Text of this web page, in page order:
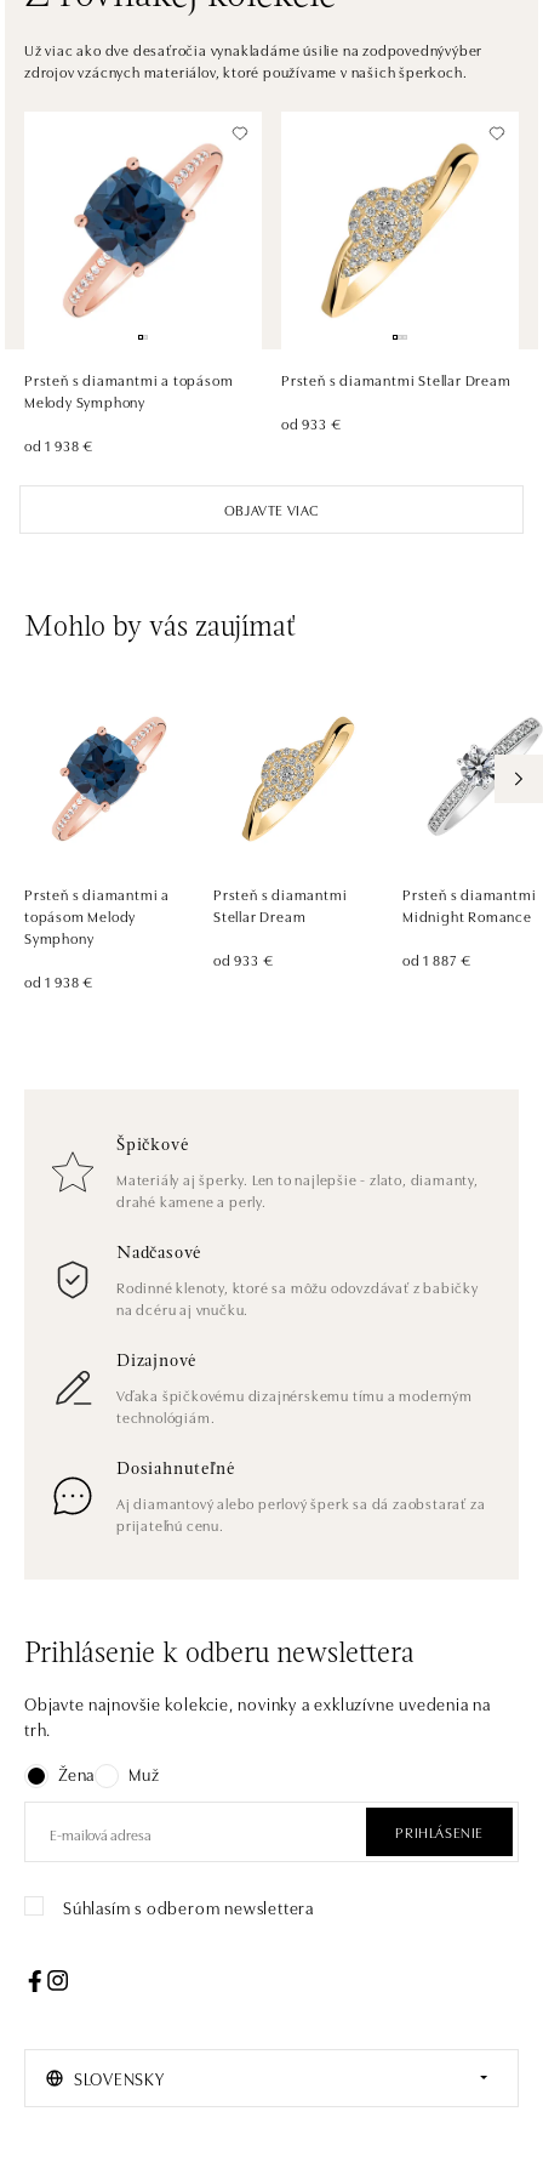
ALOve OC Nový Smíchov, Praha 5
Plzeňská 8, 150 00 Praha 5 - Anděl
tel.: +420736509250
ALOve OC Olympia, Brno
U Dálnice 777, 664 42 Brno
tel.: +420604389337
dnes otvorené do 21:00
ALOve Westfield Černý most, Praha 9
Chlumecká 765/6, 198 19 Praha 9
dnes otvorené do 21:00
Roztylská 2321/19, 148 00 Praha 4 - Chodov
dnes otvorené do 21:00
Už viac ako dve desaťročia vynakladáme úsilie na zodpovednývýber
zdrojov vzácnych materiálov, ktoré používame v našich šperkoch.
OBJAVTE VIAC
Prsteň s diamantmi a topásom
Melody Symphony
od 1 938 €
Prsteň s diamantmi Stellar Dream
od 933 €
Mohlo by vás zaujímať
Prsteň s diamantmi a
topásom Melody
Symphony
od 1 938 €
Prsteň s diamantmi
Stellar Dream
od 933 €
Prsteň s diamantmi
Midnight Romance
od 1 887 €
Špičkové
Materiály aj šperky. Len to najlepšie - zlato, diamanty,
drahé kamene a perly.
Nadčasové
Rodinné klenoty, ktoré sa môžu odovzdávať z babičky
na dcéru aj vnučku.
Dizajnové
Vďaka špičkovému dizajnérskemu tímu a moderným
technológiám.
Dosiahnuteľné
Aj diamantový alebo perlový šperk sa dá zaobstarať za
prijateľnú cenu.
Prihlásenie k odberu newslettera
Objavte najnovšie kolekcie, novinky a exkluzívne uvedenia na
trh.
Žena
Muž
PRIHLÁSENIE
Súhlasím s odberom newslettera
SLOVENSKY